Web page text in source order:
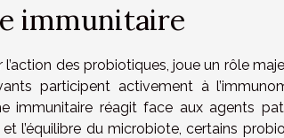
immunitaire
des probiotiques, joue un rôle
participent activement à
immunitaire réagit face aux agents
l’équilibre du microbiote, certains